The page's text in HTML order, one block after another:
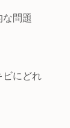
な問題
ビにどれ